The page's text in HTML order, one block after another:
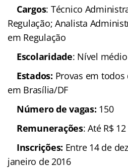
Cargos: Técnico
Regulação; Analista
em Regulação
Escolaridade: Nível
Estados: Provas em
em Brasília/DF
Número de vagas: 150
Remunerações: Até R$
Inscrições: Entre 14 de
janeiro de 2016